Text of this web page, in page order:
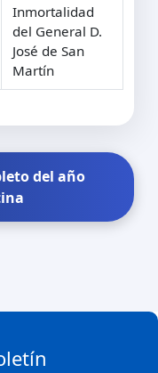
Inmortalidad
del General D.
José de San
Martín
del año